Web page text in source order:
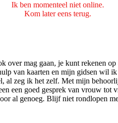
Ik ben momenteel niet online.
Kom later eens terug.
over mag gaan, je kunt rekenen op
van kaarten en mijn gidsen wil
al zeg ik het zelf. Met mijn
een goed gesprek van vrouw tot
al genoeg. Blijf niet rondlopen